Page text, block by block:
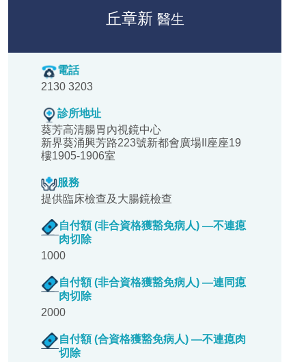
丘章新 醫生
電話
2130 3203
診所地址
葵芳高清腸胃內視鏡中心
新界葵涌興芳路223號新都會廣場II座座19
樓1905-1906室
服務
提供臨床檢查及大腸鏡檢查
自付額 (非合資格獲豁免病人) —不連瘜
肉切除
1000
自付額 (非合資格獲豁免病人) —連同瘜
肉切除
2000
自付額 (合資格獲豁免病人) —不連瘜肉
切除